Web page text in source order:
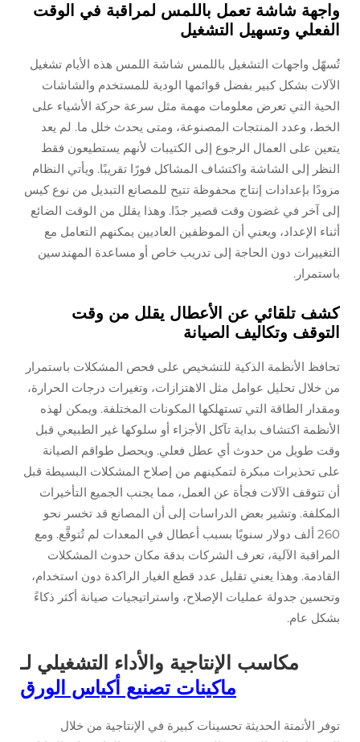
واجهة شاشة تعمل باللمس لمراقبة في الوقت
الفعلي وتسهيل التشغيل
تُسهّل واجهات التشغيل باللمس شاشة اللمس هذه الأيام تشغيل
الآلات بشكل كبير بفضل قوائمها الودية للمستخدم والشاشات
الحية التي تعرض معلومات مهمة مثل سرعة حركة الأشياء على
الخط، وعدد المنتجات المصنوعة، ومتى يحدث خلل ما. لم يعد
يتعين على العمال الرجوع إلى الكتيبات لأنهم يستطيعون فقط
النظر إلى الشاشة واكتشاف المشاكل فورًا تقريبًا. ويأتي النظام
مزودًا بإعدادات إنتاج محفوظة تتيح للمصانع التبديل من نوع كيس
إلى آخر في غضون وقت قصير جدًا. وهذا يقلل من الوقت الضائع
أثناء الإعداد، ويعني أن الموظفين العاديين يمكنهم التعامل مع
التغييرات دون الحاجة إلى تدريب خاص أو مساعدة المهندسين
باستمرار.
كشف تلقائي عن الأعطال يقلل من وقت
التوقف وتكاليف الصيانة
تحافظ الأنظمة الذكية للتشخيص على فحص المشكلات باستمرار
من خلال تحليل عوامل مثل الاهتزازات، وتغيرات درجات الحرارة،
ومقدار الطاقة التي تستهلكها المكونات المختلفة. ويمكن لهذه
الأنظمة اكتشاف بداية تآكل الأجزاء أو سلوكها غير الطبيعي قبل
وقت طويل من حدوث أي عطل فعلي. ويحصل طواقم الصيانة
على تحذيرات مبكرة لتمكينهم من إصلاح المشكلات البسيطة قبل
أن تتوقف الآلات فجأة عن العمل، مما يجنب الجميع التأخيرات
المكلفة. وتشير بعض الدراسات إلى أن المصانع قد تخسر نحو
260 ألف دولار سنويًا بسبب أعطال في المعدات لم تُتوقَّع. ومع
المراقبة الآلية، تعرف الشركات بدقة مكان حدوث المشكلات
القادمة. وهذا يعني تقليل عدد قطع الغيار الراكدة دون استخدام،
وتحسين جدولة عمليات الإصلاح، واستراتيجيات صيانة أكثر ذكاءً
بشكل عام.
مكاسب الإنتاجية والأداء التشغيلي لـ
ماكينات تصنيع أكياس الورق
توفر الأتمتة الحديثة تحسينات كبيرة في الإنتاجية من خلال